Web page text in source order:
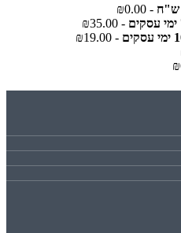
- ₪0.00
- ₪35.00
- ₪19.00